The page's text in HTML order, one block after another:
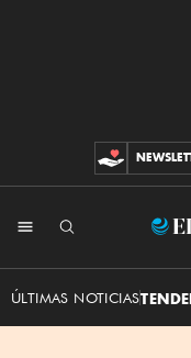
ÚLTIMAS NOTICIAS